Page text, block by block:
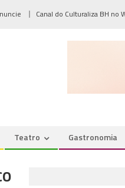
Canal do Culturaliza BH no
Teatro Gastronomia